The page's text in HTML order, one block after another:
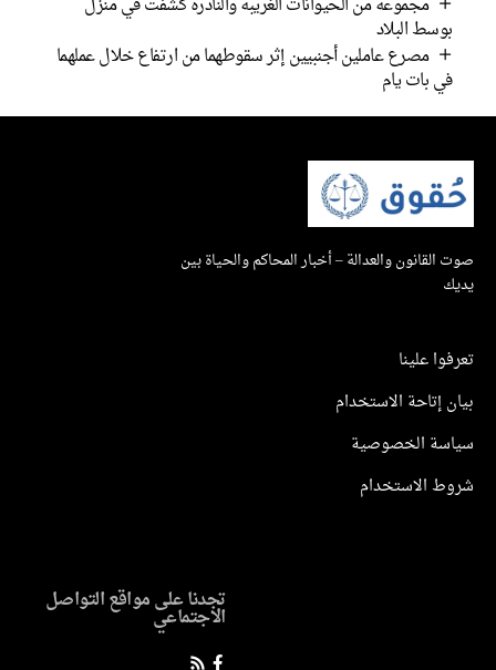
بوسط البلاد
مصرع عاملين أجنبيين إثر سقوطهما من ارتفاع خلال عملهما
في بات يام
صوت القانون والعدالة – أخبار المحاكم والحياة بين
يديك
تعرفوا علينا
بيان إتاحة الاستخدام
سياسة الخصوصية
شروط الاستخدام
تجدنا على مواقع التواصل
الاجتماعي